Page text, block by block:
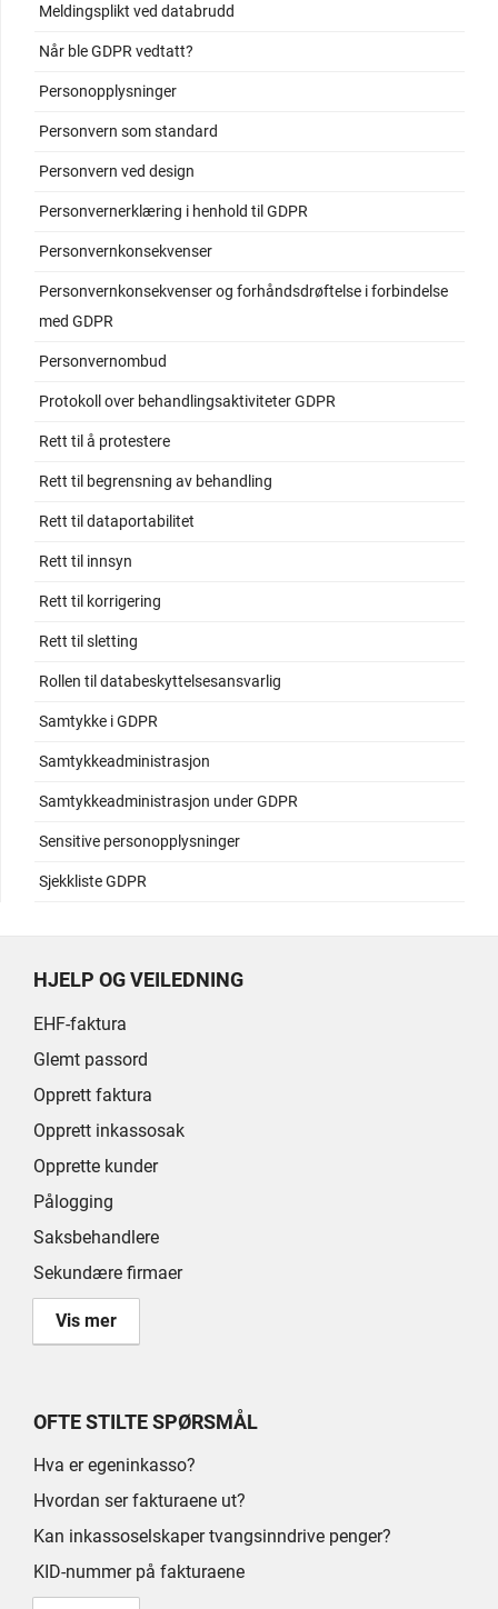
Meldingsplikt ved databrudd
Når ble GDPR vedtatt?
Personopplysninger
Personvern som standard
Personvern ved design
Personvernerklæring i henhold til GDPR
Personvernkonsekvenser
Personvernkonsekvenser og forhåndsdrøftelse i forbindelse
med GDPR
Personvernombud
Protokoll over behandlingsaktiviteter GDPR
Rett til å protestere
Rett til begrensning av behandling
Rett til dataportabilitet
Rett til innsyn
Rett til korrigering
Rett til sletting
Rollen til databeskyttelsesansvarlig
Samtykke i GDPR
Samtykkeadministrasjon
Samtykkeadministrasjon under GDPR
Sensitive personopplysninger
Sjekkliste GDPR
HJELP OG VEILEDNING
EHF-faktura
Glemt passord
Opprett faktura
Opprett inkassosak
Opprette kunder
Pålogging
Saksbehandlere
Sekundære firmaer
Vis mer
OFTE STILTE SPØRSMÅL
Hva er egeninkasso?
Hvordan ser fakturaene ut?
Kan inkassoselskaper tvangsinndrive penger?
KID-nummer på fakturaene